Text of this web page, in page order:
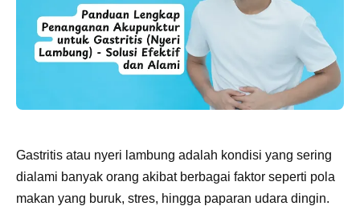
Gastritis atau nyeri lambung adalah kondisi yang sering
dialami banyak orang akibat berbagai faktor seperti pola
makan yang buruk, stres, hingga paparan udara dingin.